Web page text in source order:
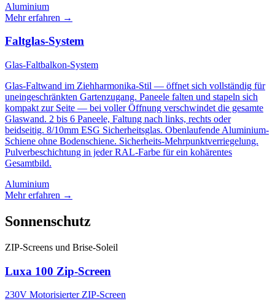
Aluminium
Mehr erfahren →
Faltglas-System
Glas-Faltbalkon-System
Glas-Faltwand im Ziehharmonika-Stil — öffnet sich vollständig für
uneingeschränkten Gartenzugang. Paneele falten und stapeln sich
kompakt zur Seite — bei voller Öffnung verschwindet die gesamte
Glaswand. 2 bis 6 Paneele, Faltung nach links, rechts oder
beidseitig. 8/10mm ESG Sicherheitsglas. Obenlaufende Aluminium-
Schiene ohne Bodenschiene. Sicherheits-Mehrpunktverriegelung.
Pulverbeschichtung in jeder RAL-Farbe für ein kohärentes
Gesamtbild.
Aluminium
Mehr erfahren →
Sonnenschutz
ZIP-Screens und Brise-Soleil
Luxa 100 Zip-Screen
230V Motorisierter ZIP-Screen